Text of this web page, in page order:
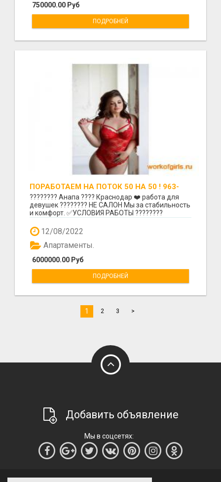
750000.00 Руб
ПОДРОБНЕЙ
ПОРАБОТАЕМ НА ПОТОК 50 НА 50 ! 963-
161-85-29!!!
???????? Анапа ???? Краснодар ❤️ работа для
девушек ???????? НЕ САЛОН Мы за стабильность
и комфорт. ✅УСЛОВИЯ РАБОТЫ ????????
12/08/2022
6000000.00 Руб
Апартаменты.
ПОДРОБНЕЙ
1 2 3 >
Добавить объявление
Мы в соцсетях: